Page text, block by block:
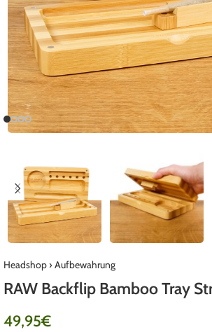
Headshop› Aufbewahrung
RAW Backflip Bamboo Tray
49,95€